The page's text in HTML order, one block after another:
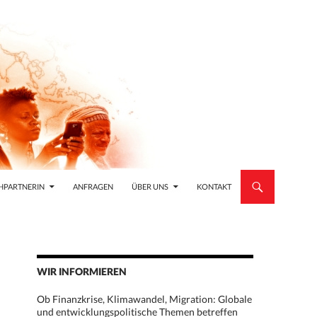
ANFRAGEN ÜBER UNS KONTAKT
WIR INFORMIEREN
Ob Finanzkrise, Klimawandel, Migration: Globale
und entwicklungspolitische Themen betreffen